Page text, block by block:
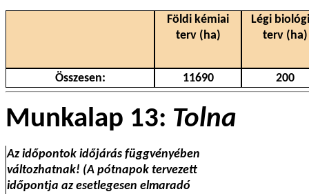
Földi kémiai
terv (ha)
Légi
terv (ha)
Összesen: 11690 200
Munkalap 13: Tolna
Az időpontok időjárás függvényében
változhatnak! (A pótnapok tervezett
időpontja az esetlegesen elmaradó